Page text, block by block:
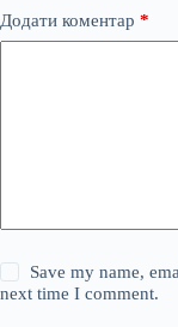
Додати коментар *
Save my name,
next time I comment.